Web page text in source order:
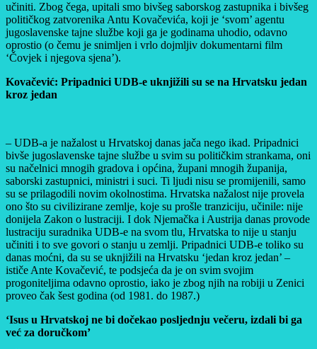
učiniti. Zbog čega, upitali smo bivšeg saborskog zastupnika i bivšeg
političkog zatvorenika Antu Kovačevića, koji je ‘svom’ agentu
jugoslavenske tajne službe koji ga je godinama uhodio, odavno
oprostio (o čemu je snimljen i vrlo dojmljiv dokumentarni film
‘Čovjek i njegova sjena’).
Kovačević: Pripadnici UDB-e uknjižili su se na Hrvatsku jedan
kroz jedan
– UDB-a je nažalost u Hrvatskoj danas jača nego ikad. Pripadnici
bivše jugoslavenske tajne službe u svim su političkim strankama, oni
su načelnici mnogih gradova i općina, župani mnogih županija,
saborski zastupnici, ministri i suci. Ti ljudi nisu se promijenili, samo
su se prilagodili novim okolnostima. Hrvatska nažalost nije provela
ono što su civilizirane zemlje, koje su prošle tranziciju, učinile: nije
donijela Zakon o lustraciji. I dok Njemačka i Austrija danas provode
lustraciju suradnika UDB-e na svom tlu, Hrvatska to nije u stanju
učiniti i to sve govori o stanju u zemlji. Pripadnici UDB-e toliko su
danas moćni, da su se uknjižili na Hrvatsku ‘jedan kroz jedan’ –
ističe Ante Kovačević, te podsjeća da je on svim svojim
progoniteljima odavno oprostio, iako je zbog njih na robiji u Zenici
proveo čak šest godina (od 1981. do 1987.)
‘Isus u Hrvatskoj ne bi dočekao posljednju večeru, izdali bi ga
već za doručkom’